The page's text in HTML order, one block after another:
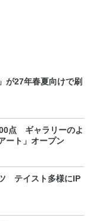
が27年春夏向けで刷
点 ギャラリーのよ
ート」オープン
テイスト多様にIP